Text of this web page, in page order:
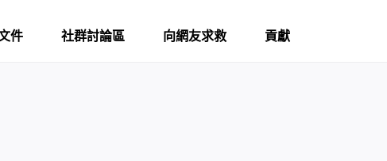
件 社群討論區 向網友求救 貢獻